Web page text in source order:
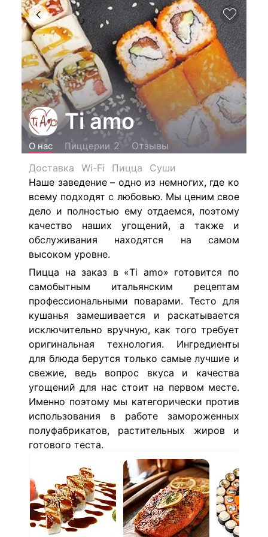
Ti amo
О нас Пиццерии 2
Отзывы
Доставка
Wi-Fi Пицца
Суши
Наше заведение – одно из немногих, где ко
всему подходят с любовью. Мы ценим свое
дело и полностью ему отдаемся, поэтому
качество наших угощений, а также и
обслуживания находятся на самом
высоком уровне.
Пицца на заказ в «Ti amo» готовится по
самобытным итальянским рецептам
профессиональными поварами. Тесто для
кушанья замешивается и раскатывается
исключительно вручную, как того требует
оригинальная технология. Ингредиенты
для блюда берутся только самые лучшие и
свежие, ведь вопрос вкуса и качества
угощений для нас стоит на первом месте.
Именно поэтому мы категорически против
использования в работе замороженных
полуфабрикатов, растительных жиров и
готового теста.